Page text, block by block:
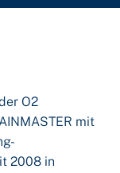
O2
mit
2008 in